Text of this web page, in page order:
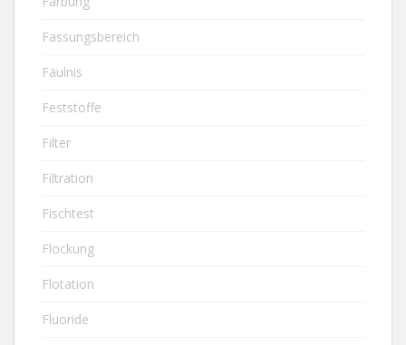
Fassungsbereich
Fäulnis
Feststoffe
Filter
Filtration
Fischtest
Flockung
Flotation
Fluoride